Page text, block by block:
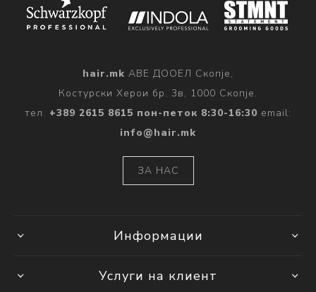
hair.mk АВЕ ДООЕЛ Скопје,
Костурски Херои бр. 3в, 1000 Скопје.
тел. +389 2615 8615 пон-петок 8:30-16:30 email:
info@hair.mk
ЗА НАС
Информации
Услуги на клиент